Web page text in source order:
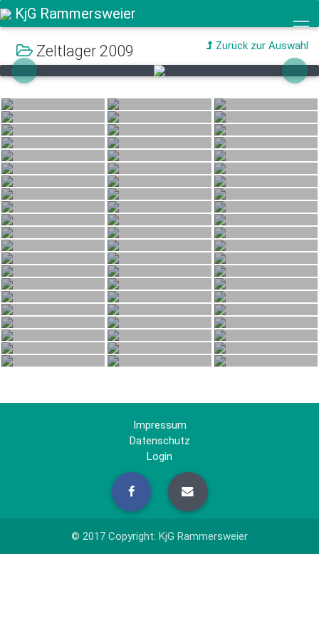
KjG Rammersweier
Zeltlager 2009 Zurück zur Auswahl
Previous Next
Impressum
Datenschutz
Login
© 2017 Copyright: KjG Rammersweier